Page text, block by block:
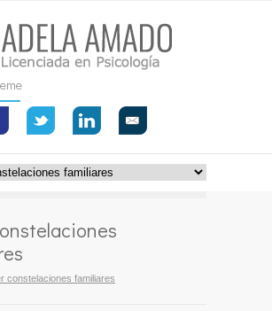
constelaciones familiares